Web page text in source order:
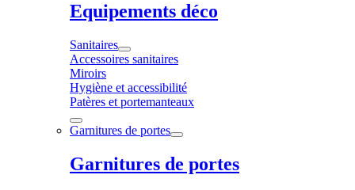
Equipements déco
Sanitaires
Accessoires sanitaires
Miroirs
Hygiène et accessibilité
Patères et portemanteaux
Garnitures de portes
Garnitures de portes